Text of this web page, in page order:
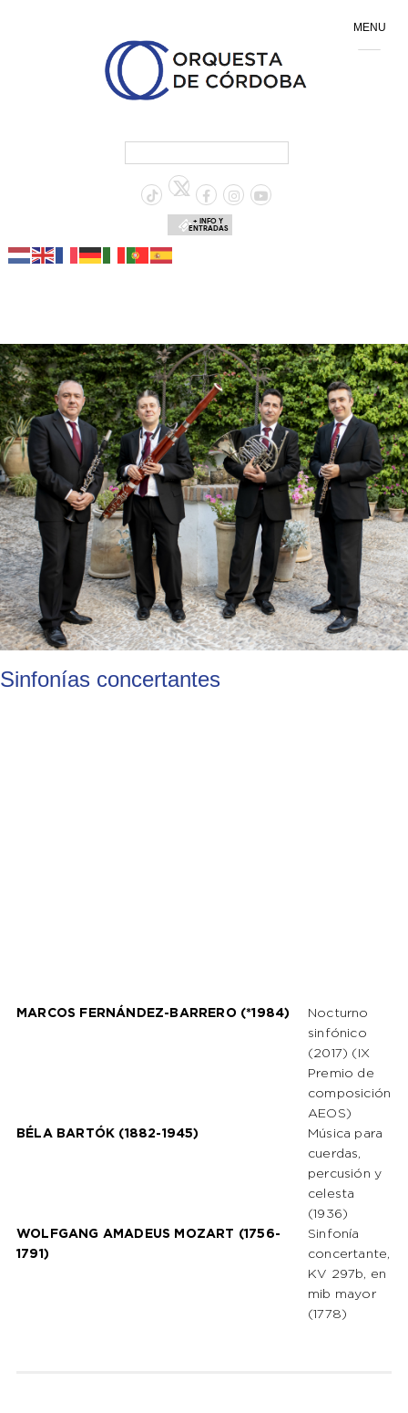
+ INFO Y
ENTRADAS
Sinfonías concertantes
MARCOS FERNÁNDEZ-BARRERO (*1984)
Nocturno
sinfónico
(2017) (IX
Premio de
composición
AEOS)
BÉLA BARTÓK (1882-1945)
Música para
cuerdas,
percusión y
celesta
(1936)
WOLFGANG AMADEUS MOZART (1756-
1791)
Sinfonía
concertante,
KV 297b, en
mib mayor
(1778)
MENU